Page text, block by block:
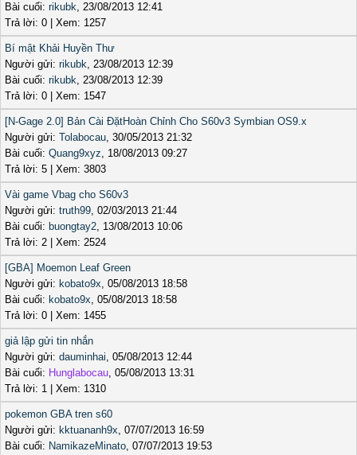
Bài cuối: rikubk, 23/08/2013 12:41
Trả lời: 0 | Xem: 1257
Bí mật Khải Huyền Thư
Người gửi: rikubk, 23/08/2013 12:39
Bài cuối: rikubk, 23/08/2013 12:39
Trả lời: 0 | Xem: 1547
[N-Gage 2.0] Bản Cài ĐặtHoàn Chỉnh Cho S60v3 Symbian OS9.x
Người gửi: Tolabocau, 30/05/2013 21:32
Bài cuối: Quang9xyz, 18/08/2013 09:27
Trả lời: 5 | Xem: 3803
Vài game Vbag cho S60v3
Người gửi: truth99, 02/03/2013 21:44
Bài cuối: buongtay2, 13/08/2013 10:06
Trả lời: 2 | Xem: 2524
[GBA] Moemon Leaf Green
Người gửi: kobato9x, 05/08/2013 18:58
Bài cuối: kobato9x, 05/08/2013 18:58
Trả lời: 0 | Xem: 1455
giả lập gửi tin nhắn
Người gửi: dauminhai, 05/08/2013 12:44
Bài cuối: Hunglabocau, 05/08/2013 13:31
Trả lời: 1 | Xem: 1310
pokemon GBA tren s60
Người gửi: kktuananh9x, 07/07/2013 16:59
Bài cuối: NamikazeMinato, 07/07/2013 19:53